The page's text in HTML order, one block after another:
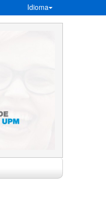
Idioma